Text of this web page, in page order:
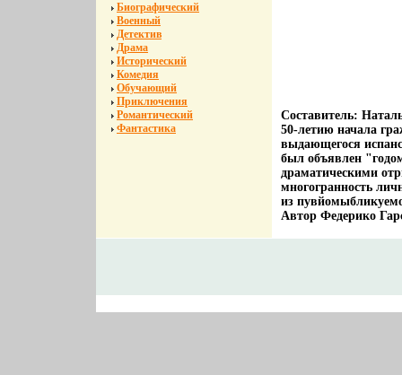
Биографический
Военный
Детектив
Драма
Исторический
Комедия
Обучающий
Приключения
Романтический
Фантастика
Составитель:
50-летию начала
выдающегося
был объявлен
драматическими
многогранность
из
Автор Федерико